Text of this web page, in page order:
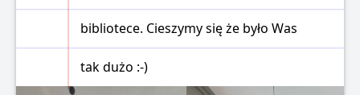
bibliotece. Cieszymy się że było Was
tak dużo :-)